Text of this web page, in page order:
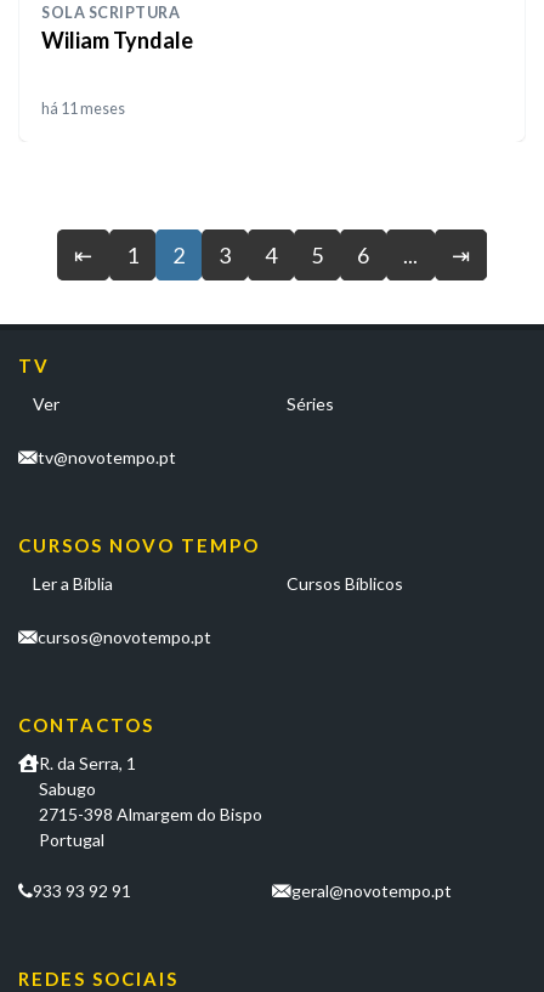
SOLA SCRIPTURA
Wiliam Tyndale
há 11 meses
⇤ 1 2 3 4 5 6 ... ⇥
TV
Ver Séries
tv@novotempo.pt
CURSOS NOVO TEMPO
Ler a Bíblia Cursos Bíblicos
cursos@novotempo.pt
CONTACTOS
R. da Serra, 1
Sabugo
2715-398 Almargem do Bispo
Portugal
933 93 92 91 geral@novotempo.pt
REDES SOCIAIS